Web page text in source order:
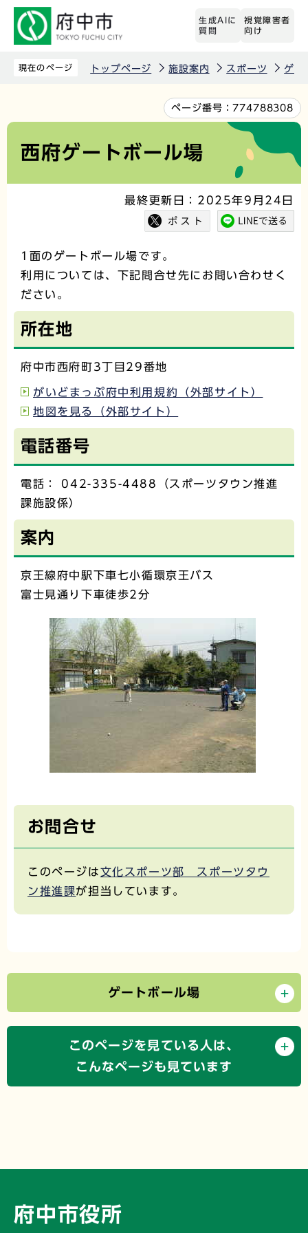
先
す
生成AIに
質問
視覚障害者
向け
現在のページ トップページ 施設案内 スポーツ ゲー
文
か
ページ番号：774788308
西府ゲートボール場
最終更新日：2025年9月24日
1面のゲートボール場です。
利用については、下記問合せ先にお問い合わせく
ださい。
所在地
府中市西府町3丁目29番地
がいどまっぷ府中利用規約（外部サイト）
地図を見る（外部サイト）
電話番号
電話： 042-335-4488（スポーツタウン推進
課施設係）
案内
京王線府中駅下車七小循環京王バス
富士見通り下車徒歩2分
お問合せ
このページは文化スポーツ部 スポーツタウ
ン推進課が担当しています。
ゲートボール場
このページを見ている人は、
こんなページも見ています
府中市役所